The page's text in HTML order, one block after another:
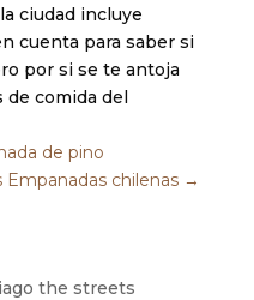
ciudad incluye
cuenta para saber si
por si se te antoja
comida del
de pino
chilenas →
the streets